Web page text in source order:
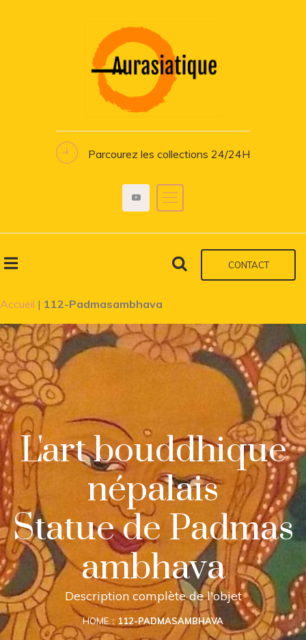
Parcourez les collections 24/24H
CONTACT
Accueil | 112-Padmasambhava
L'art bouddhique
népalais
Statue de Padmas
ambhava
Description complète de l'objet
HOME 112-PADMASAMBHAVA